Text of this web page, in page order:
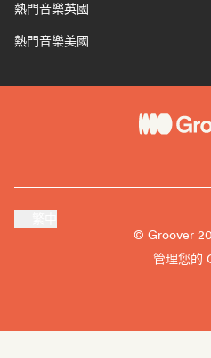
熱門音樂英國
熱門音樂美國
© Groover
管理您的